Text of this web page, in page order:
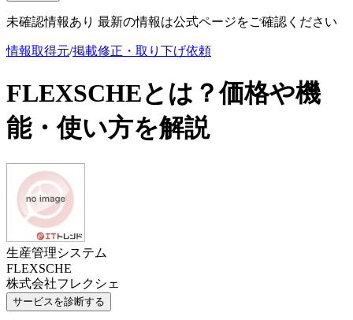
未確認情報あり 最新の情報は公式ページをご確認ください
情報取得元/掲載修正・取り下げ依頼
FLEXSCHEとは？価格や機
能・使い方を解説
生産管理システム
FLEXSCHE
株式会社フレクシェ
サービスを診断する